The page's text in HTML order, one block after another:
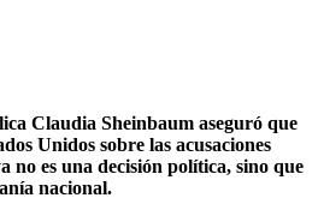
Claudia Sheinbaum aseguró que
Unidos sobre las acusaciones
no es una decisión política, sino que
nacional.